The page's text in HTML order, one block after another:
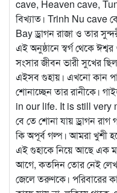
cave, Heaven cave,
বিখ্যাত। Trinh Nu cave
Bay ড্রাগন রাজা ও তার
এই অনুষ্ঠানে স্বর্গ থেকে
সংসার জীবন ভারী সুখের
এইসব গুহায়। এখনো কান
শোনাচ্ছেন তার রানীকে।
in our life. It is still very
বে তে শোনা যায় ড্রাগন
কি অপূর্ব গল্প। আমরা খুশী
এই গুহাকে নিয়ে আছে এক
আগে, কতদিন তোর নেই
জেলে তরুণকে। পরিবারের